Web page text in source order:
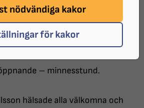
nödvändiga kakor
för kakor
ombud
från styrelsen. Totalt 33
7 (sju) övriga personer.
– minnesstund.
hälsade alla välkomna och